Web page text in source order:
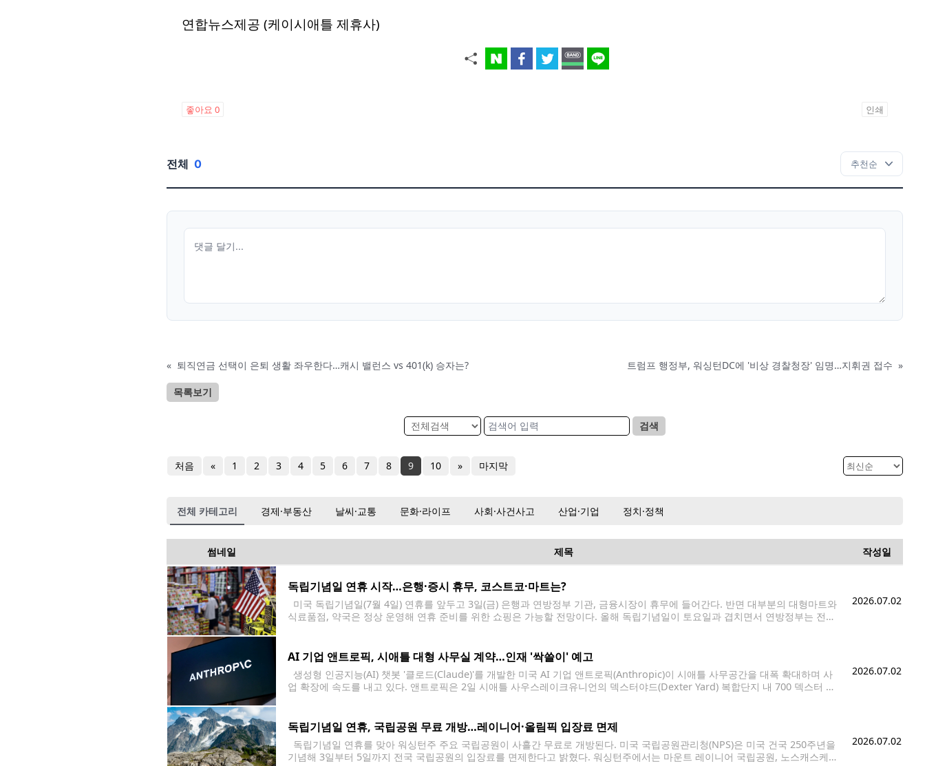
연합뉴스제공 (케이시애틀 제휴사)
좋아요 0 인쇄
전체 0
« 퇴직연금 선택이 은퇴 생활 좌우한다…캐시 밸런스 vs 401(k) 승자는? 트럼프 행정부, 워싱턴DC에 '비상 경찰청장' 임명…지휘권 접수 »
목록보기
검색
처음 « 1 2 3 4 5 6 7 8 9 10 » 마지막
전체 카테고리 경제·부동산 날씨·교통 문화·라이프 사회·사건사고 산업·기업 정치·정책
썸네일 제목 작성일
독립기념일 연휴 시작…은행·증시 휴무, 코스트코·마트는?
미국 독립기념일(7월 4일) 연휴를 앞두고 3일(금) 은행과 연방정부 기관, 금융시장이 휴무에 들어간다. 반면 대부분의 대형마트와
식료품점, 약국은 정상 운영해 연휴 준비를 위한 쇼핑은 가능할 전망이다. 올해 독립기념일이 토요일과 겹치면서 연방정부는 전날
2026.07.02
AI 기업 앤트로픽, 시애틀 대형 사무실 계약…인재 '싹쓸이' 예고
생성형 인공지능(AI) 챗봇 '클로드(Claude)'를 개발한 미국 AI 기업 앤트로픽(Anthropic)이 시애틀 사무공간을 대폭 확대하며 사
업 확장에 속도를 내고 있다. 앤트로픽은 2일 시애틀 사우스레이크유니언의 덱스터야드(Dexter Yard) 복합단지 내 700 덱스터 애
2026.07.02
독립기념일 연휴, 국립공원 무료 개방…레이니어·올림픽 입장료 면제
독립기념일 연휴를 맞아 워싱턴주 주요 국립공원이 사흘간 무료로 개방된다. 미국 국립공원관리청(NPS)은 미국 건국 250주년을
기념해 3일부터 5일까지 전국 국립공원의 입장료를 면제한다고 밝혔다. 워싱턴주에서는 마운트 레이니어 국립공원, 노스캐스케이
2026.07.02